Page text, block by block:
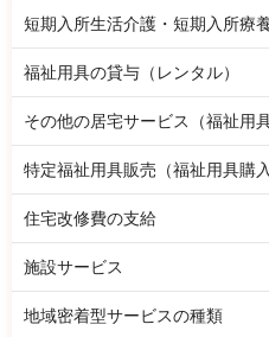
短期入所生活介護・短期入所療
福祉用具の貸与（レンタル）
その他の居宅サービス（福祉用
特定福祉用具販売（福祉用具購
住宅改修費の支給
施設サービス
地域密着型サービスの種類